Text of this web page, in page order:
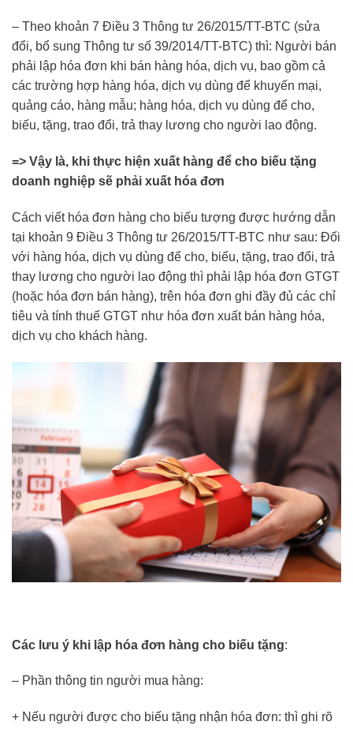
– Theo khoản 7 Điều 3 Thông tư 26/2015/TT-BTC (sửa
đổi, bổ sung Thông tư số 39/2014/TT-BTC) thì: Người bán
phải lập hóa đơn khi bán hàng hóa, dịch vụ, bao gồm cả
các trường hợp hàng hóa, dịch vụ dùng để khuyến mại,
quảng cáo, hàng mẫu; hàng hóa, dịch vụ dùng để cho,
biếu, tặng, trao đổi, trả thay lương cho người lao động.
=> Vậy là, khi thực hiện xuất hàng để cho biếu tặng
doanh nghiệp sẽ phải xuất hóa đơn
Cách viết hóa đơn hàng cho biếu tượng được hướng dẫn
tại khoản 9 Điều 3 Thông tư 26/2015/TT-BTC như sau: Đối
với hàng hóa, dịch vụ dùng để cho, biếu, tặng, trao đổi, trả
thay lương cho người lao động thì phải lập hóa đơn GTGT
(hoặc hóa đơn bán hàng), trên hóa đơn ghi đầy đủ các chỉ
tiêu và tính thuế GTGT như hóa đơn xuất bán hàng hóa,
dịch vụ cho khách hàng.
Các lưu ý khi lập hóa đơn hàng cho biếu tặng:
– Phần thông tin người mua hàng:
+ Nếu người được cho biếu tặng nhận hóa đơn: thì ghi rõ